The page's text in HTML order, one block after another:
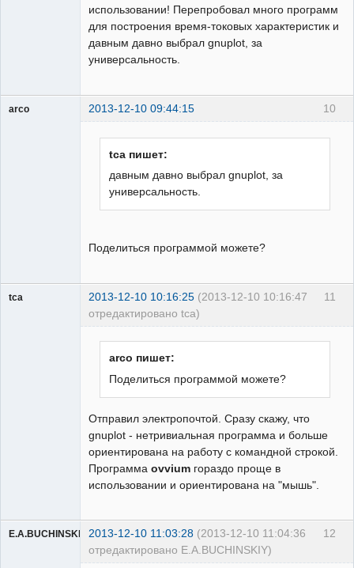
использовании! Перепробовал много программ
для построения время-токовых характеристик и
давным давно выбрал gnuplot, за
универсальность.
10
arco 2013-12-10 09:44:15
tca пишет:
давным давно выбрал gnuplot, за
универсальность.
Поделиться программой можете?
11
tca 2013-12-10 10:16:25 (2013-12-10 10:16:47
отредактировано tca)
arco пишет:
Поделиться программой можете?
Отправил электропочтой. Сразу скажу, что
gnuplot - нетривиальная программа и больше
ориентирована на работу с командной строкой.
Программа ovvium гораздо проще в
использовании и ориентирована на "мышь".
12
E.A.BUCHINSKIY 2013-12-10 11:03:28 (2013-12-10 11:04:36
отредактировано E.A.BUCHINSKIY)